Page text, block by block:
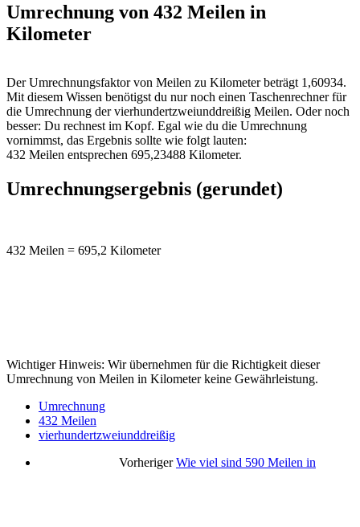
Umrechnung von 432 Meilen in
Kilometer
Der Umrechnungsfaktor von Meilen zu Kilometer beträgt 1,60934.
Mit diesem Wissen benötigst du nur noch einen Taschenrechner für
die Umrechnung der vierhundertzweiunddreißig Meilen. Oder noch
besser: Du rechnest im Kopf. Egal wie du die Umrechnung
vornimmst, das Ergebnis sollte wie folgt lauten:
432 Meilen entsprechen 695,23488 Kilometer.
Umrechnungsergebnis (gerundet)
432 Meilen = 695,2 Kilometer
Wichtiger Hinweis: Wir übernehmen für die Richtigkeit dieser
Umrechnung von Meilen in Kilometer keine Gewährleistung.
Umrechnung
432 Meilen
vierhundertzweiunddreißig
Vorheriger Wie viel sind 590 Meilen in